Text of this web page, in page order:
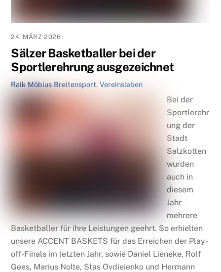
24. MÄRZ 2026
Sälzer Basketballer bei der
Sportlerehrung ausgezeichnet
Raik Möbius Breitensport,Vereinsleben
Bei der
Sportlerehr
ung der
Stadt
Salzkotten
wurden
auch in
diesem
Jahr
mehrere
Basketballer für ihre Leistungen geehrt. So erhielten
unsere ACCENT BASKETS für das Erreichen der Play-
off-Finals im letzten Jahr, sowie Daniel Lieneke, Rolf
Gees, Marius Nolte, Stas Ovdieienko und Hermann